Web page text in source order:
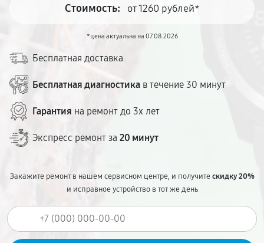
Стоимость: от 1260 рублей*
*цена актуальна на 07.08.2026
Бесплатная доставка
Бесплатная диагностика в течение 30 минут
Гарантия на ремонт до 3х лет
Экспресс ремонт за 20 минут
Закажите ремонт в нашем сервисном центре, и получитескидку 20%
и исправное устройство в тот же день